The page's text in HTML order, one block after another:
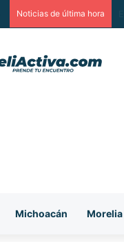
Noticias de última hora
Michoacán Morelia